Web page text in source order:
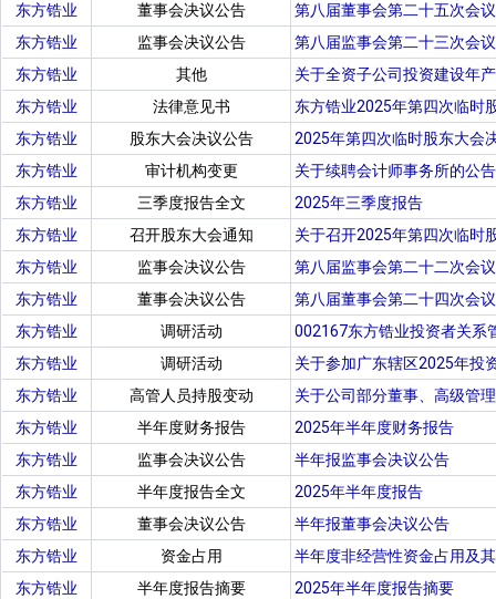
东方锆业
董事会决议公告
第八届董事会第二十五次会
东方锆业
监事会决议公告
第八届监事会第二十三次会
东方锆业
其他
关于全资子公司投资建设年
东方锆业
法律意见书
东方锆业2025年第四次临时
东方锆业
股东大会决议公告
2025年第四次临时股东大会
东方锆业
审计机构变更
关于续聘会计师事务所的公告
东方锆业
三季度报告全文
2025年三季度报告
东方锆业
召开股东大会通知
关于召开2025年第四次临时
东方锆业
监事会决议公告
第八届监事会第二十二次会
东方锆业
董事会决议公告
第八届董事会第二十四次会
东方锆业
调研活动
002167东方锆业投资者关系
东方锆业
调研活动
关于参加广东辖区2025年投
东方锆业
高管人员持股变动
关于公司部分董事、高级管
东方锆业
半年度财务报告
2025年半年度财务报告
东方锆业
监事会决议公告
半年报监事会决议公告
东方锆业
半年度报告全文
2025年半年度报告
东方锆业
董事会决议公告
半年报董事会决议公告
东方锆业
资金占用
半年度非经营性资金占用及
东方锆业
半年度报告摘要
2025年半年度报告摘要